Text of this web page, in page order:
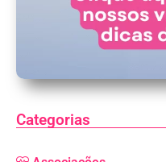
Categorias